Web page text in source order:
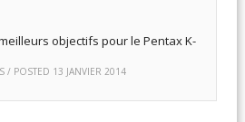
objectifs pour le Pentax K-
/ POSTED 13 JANVIER 2014